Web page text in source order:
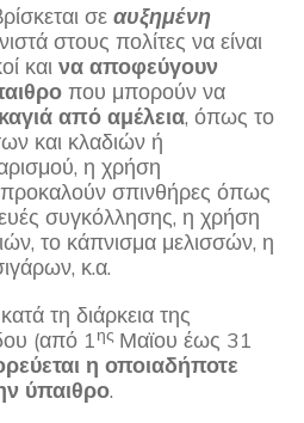
σεαυξημένη
στους πολίτες να είναι
καινα αποφεύγουν
που μπορούν να
από αμέλεια, όπως το
και κλαδιών ή
η χρήση
σπινθήρες όπως
συγκόλλησης, η χρήση
το κάπνισμα μελισσών, η
κ.α.
τη διάρκεια της
(από 1ης Μαϊου έως 31
η οποιαδήποτε
ύπαιθρο.